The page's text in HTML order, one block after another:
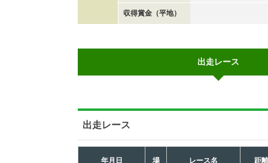
収得賞金（平地）
出走レース
出走レース
年月日 場 レース名 距離